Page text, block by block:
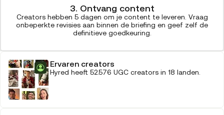
3. Ontvang content
Creators hebben 5 dagen om je content te leveren. Vraag
onbeperkte revisies aan binnen de briefing en geef zelf de
definitieve goedkeuring.
Ervaren creators
Hyred heeft 52.576 UGC creators in 18 landen.